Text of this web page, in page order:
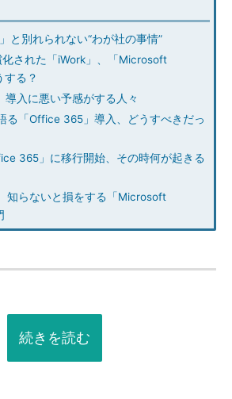
と別れられない“わが社の事情”
化された「iWork」、「Microsoft
る？
導入に悪い予感がする人々
る「Office 365」導入、どうすべきだっ
365」に移行開始、その時何が起きる
らないと損をする「Microsoft
続きを読む